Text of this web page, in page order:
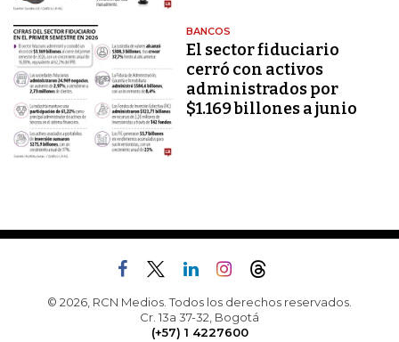
BANCOS
El sector fiduciario
cerró con activos
administrados por
$1.169 billones a junio
© 2026, RCN Medios. Todos los derechos reservados.
Cr. 13a 37-32, Bogotá
(+57) 1 4227600